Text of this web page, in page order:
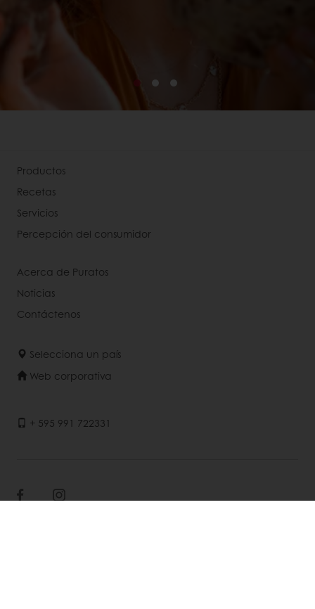
Productos
Recetas
Servicios
Percepción del consumidor
Acerca de Puratos
Noticias
Contáctenos
Selecciona un país
Web corporativa
+ 595 991 722331